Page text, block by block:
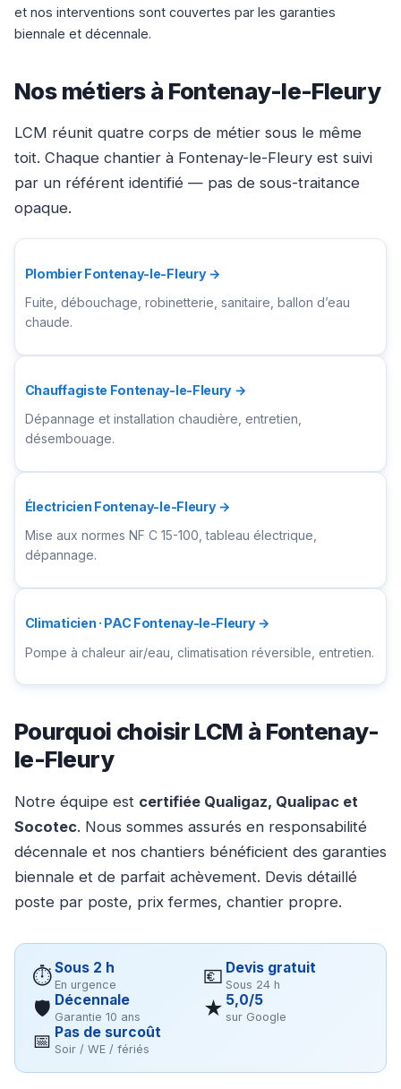
et nos interventions sont couvertes par les garanties
biennale et décennale.
Nos métiers à Fontenay-le-Fleury
LCM réunit quatre corps de métier sous le même
toit. Chaque chantier à Fontenay-le-Fleury est suivi
par un référent identifié — pas de sous-traitance
opaque.
Plombier Fontenay-le-Fleury →
Fuite, débouchage, robinetterie, sanitaire, ballon d’eau
chaude.
Chauffagiste Fontenay-le-Fleury →
Dépannage et installation chaudière, entretien,
désembouage.
Électricien Fontenay-le-Fleury →
Mise aux normes NF C 15-100, tableau électrique,
dépannage.
Climaticien · PAC Fontenay-le-Fleury →
Pompe à chaleur air/eau, climatisation réversible, entretien.
Pourquoi choisir LCM à Fontenay-
le-Fleury
Notre équipe est certifiée Qualigaz, Qualipac et
Socotec. Nous sommes assurés en responsabilité
décennale et nos chantiers bénéficient des garanties
biennale et de parfait achèvement. Devis détaillé
poste par poste, prix fermes, chantier propre.
⏱Sous 2 h
En urgence 💶 Devis gratuit
Sous 24 h
🛡 Décennale
Garantie 10 ans ★ 5,0/5
sur Google
📅 Pas de surcoût
Soir / WE / fériés